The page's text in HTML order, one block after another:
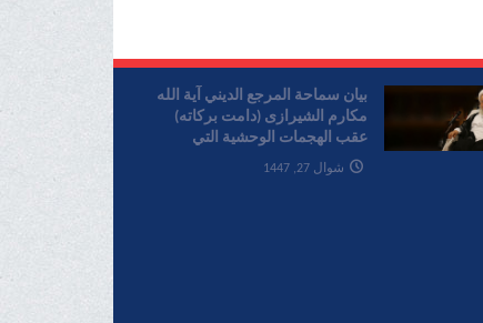
بیان سماحة المرجع الدیني آية الله
مکارم الشیرازی (دامت برکاته)
عقب الهجمات الوحشية التي
ارتکبها الکيان الصهیوني علی لبنان
شوال 27, 1447